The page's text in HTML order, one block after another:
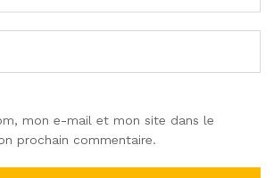
mon e-mail et mon site dans le
prochain commentaire.